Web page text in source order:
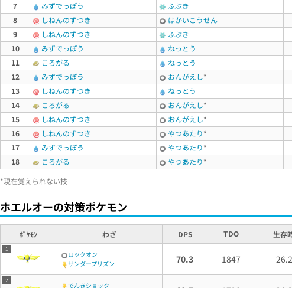
7
みずでっぽう ふぶき
8
しねんのずつき はかいこうせん
9
しねんのずつき ふぶき
10
みずでっぽう ねっとう
11
ころがる ねっとう
12
みずでっぽう おんがえし*
13
しねんのずつき ねっとう
14
ころがる おんがえし*
15
しねんのずつき おんがえし*
16
しねんのずつき やつあたり*
17
みずでっぽう やつあたり*
18
ころがる やつあたり*
*現在覚えられない技
ホエルオーの対策ポケモン
ﾎﾟｹﾓﾝ わざ DPS TDO 生存
1
ロックオン
サンダープリズン
70.3 1847 26.2
2
でんきショック